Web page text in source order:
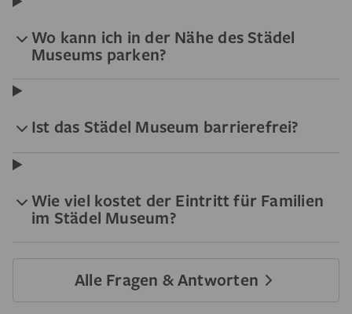
Wo kann ich in der Nähe des Städel
Museums parken?
Ist das Städel Museum barrierefrei?
Wie viel kostet der Eintritt für Familien
im Städel Museum?
Alle Fragen & Antworten